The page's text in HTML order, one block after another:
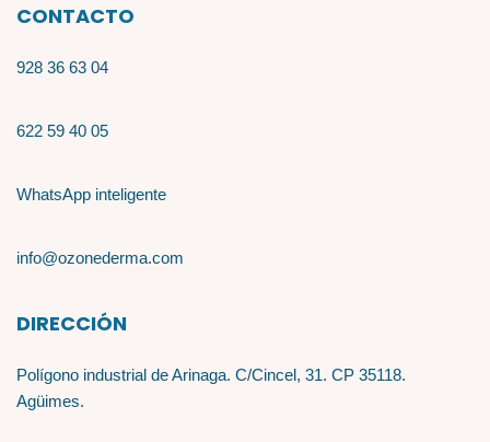
CONTACTO
928 36 63 04
622 59 40 05
WhatsApp inteligente
info@ozonederma.com
DIRECCIÓN
Polígono industrial de Arinaga. C/Cincel, 31. CP 35118.
Agüimes.